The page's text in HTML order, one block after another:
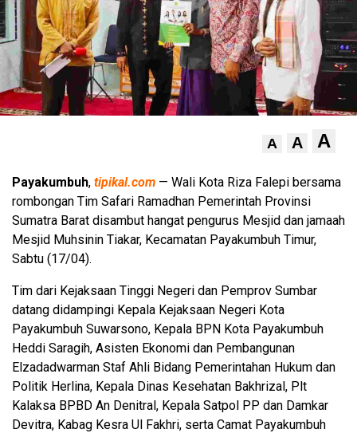
A A A
Payakumbuh, tipikal.com — Wali Kota Riza Falepi bersama
rombongan Tim Safari Ramadhan Pemerintah Provinsi
Sumatra Barat disambut hangat pengurus Mesjid dan jamaah
Mesjid Muhsinin Tiakar, Kecamatan Payakumbuh Timur,
Sabtu (17/04).
Tim dari Kejaksaan Tinggi Negeri dan Pemprov Sumbar
datang didampingi Kepala Kejaksaan Negeri Kota
Payakumbuh Suwarsono, Kepala BPN Kota Payakumbuh
Heddi Saragih, Asisten Ekonomi dan Pembangunan
Elzadadwarman Staf Ahli Bidang Pemerintahan Hukum dan
Politik Herlina, Kepala Dinas Kesehatan Bakhrizal, Plt
Kalaksa BPBD An Denitral, Kepala Satpol PP dan Damkar
Devitra, Kabag Kesra Ul Fakhri, serta Camat Payakumbuh